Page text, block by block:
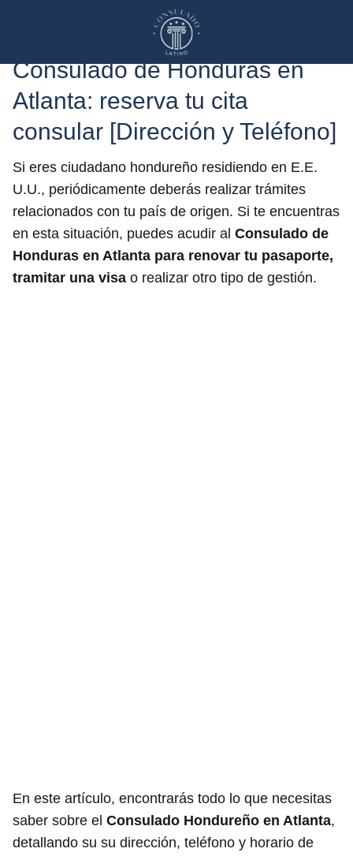
Consulado de Honduras en
Atlanta: reserva tu cita
consular [Dirección y Teléfono]
Si eres ciudadano hondureño residiendo en E.E.
U.U., periódicamente deberás realizar trámites
relacionados con tu país de origen. Si te encuentras
en esta situación, puedes acudir al Consulado de
Honduras en Atlanta para renovar tu pasaporte,
tramitar una visa o realizar otro tipo de gestión.
En este artículo, encontrarás todo lo que necesitas
saber sobre el Consulado Hondureño en Atlanta,
detallando su su dirección, teléfono y horario de